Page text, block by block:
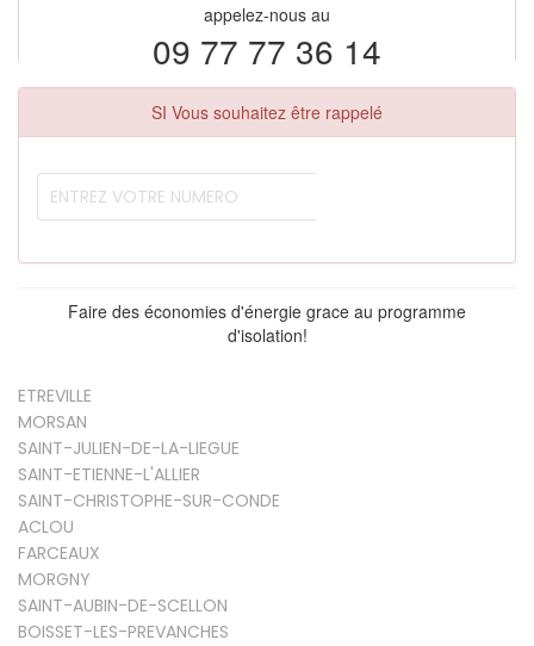
appelez-nous au
09 77 77 36 14
SI Vous souhaitez être rappelé
Faire des économies d'énergie grace au programme
d'isolation!
ETREVILLE
MORSAN
SAINT-JULIEN-DE-LA-LIEGUE
SAINT-ETIENNE-L'ALLIER
SAINT-CHRISTOPHE-SUR-CONDE
ACLOU
FARCEAUX
MORGNY
SAINT-AUBIN-DE-SCELLON
BOISSET-LES-PREVANCHES